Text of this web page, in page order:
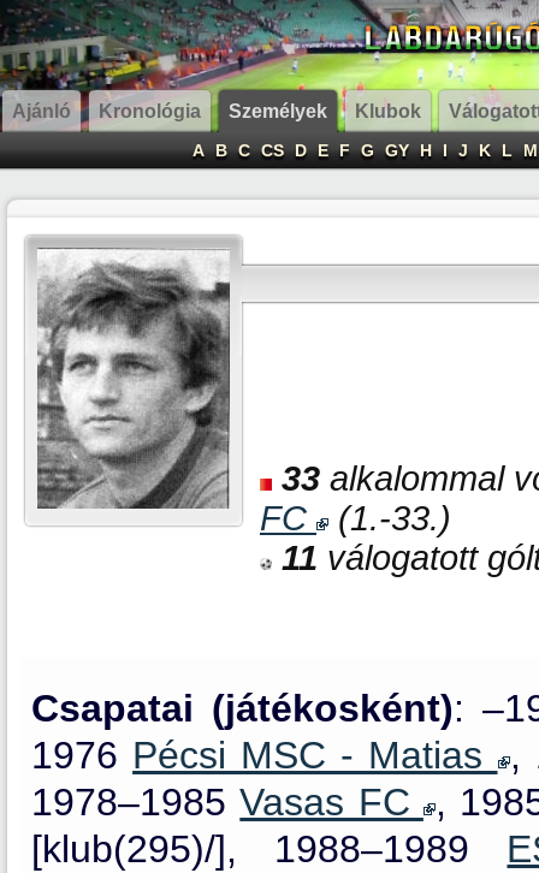
Ajánló Kronológia Személyek Klubok
A B C CS D E F G GY H I J K L M
33 alkalommal
FC
(1.-33.)
11 válogatott
Csapatai (játékosként):
1976 Pécsi MSC - Matias
,
1978–1985Vasas FC
,
[klub(295)/], 1988–1989